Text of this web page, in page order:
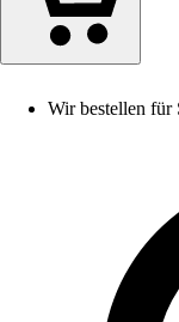
Wir bestellen